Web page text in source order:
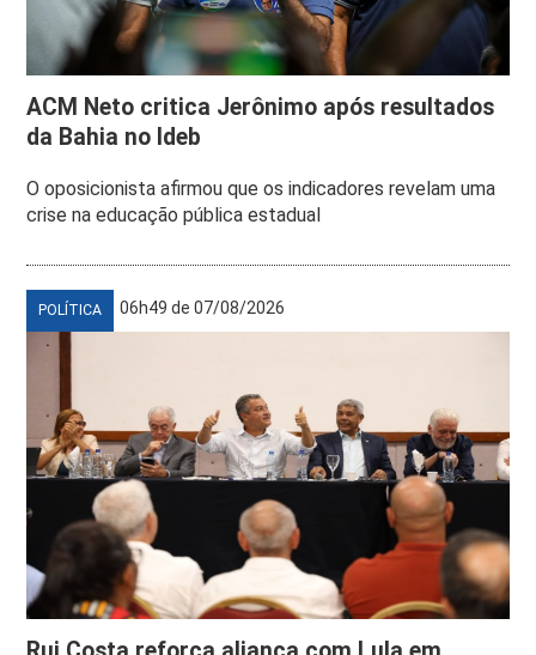
ACM Neto critica Jerônimo após resultados
da Bahia no Ideb
O oposicionista afirmou que os indicadores revelam uma
crise na educação pública estadual
POLÍTICA 06h49 de 07/08/2026